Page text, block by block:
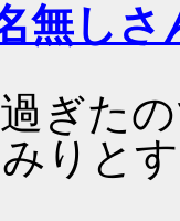
無しさ
ぎた
りと